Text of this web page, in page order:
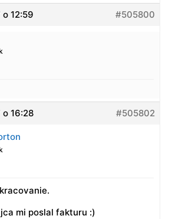
12:59
#505800
16:28
#505802
mi poslal fakturu :)